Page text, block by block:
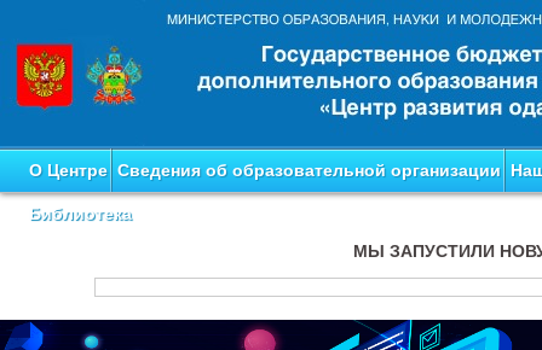
О Центре Сведения об образовательной организации
Библиотека
МЫ ЗАПУСТИЛИ